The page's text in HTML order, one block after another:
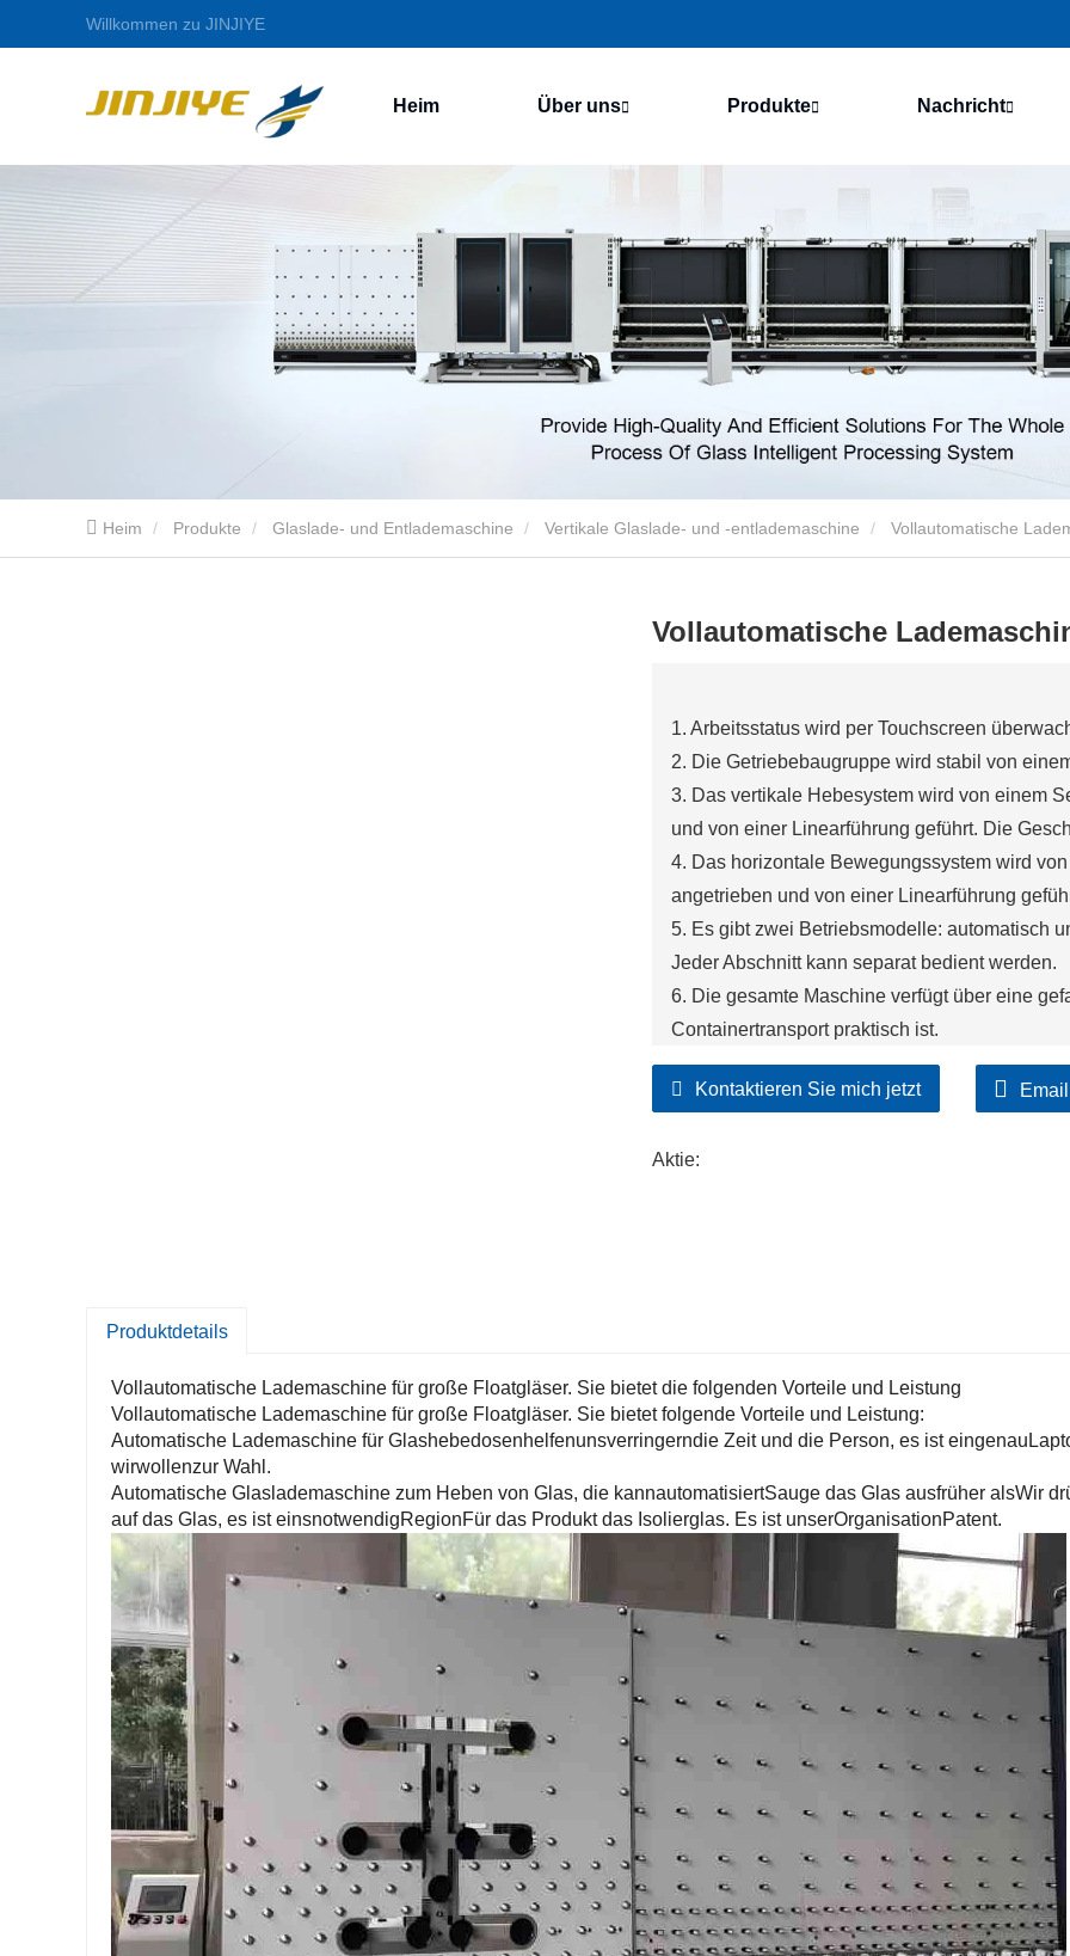
Willkommen zu JINJIYE
Heim Über uns Produkte Nachricht
Heim Produkte Glaslade- und Entlademaschine Vertikale Glaslade- und -entlademaschine Vollautomatische
Vollautomatische
1. Arbeitsstatus wird per Touchscreen
2. Die Getriebebaugruppe wird stabil von
3. Das vertikale Hebesystem wird von einem
und von einer Linearführung geführt. Die
4. Das horizontale Bewegungssystem wird
angetrieben und von einer Linearführung
5. Es gibt zwei Betriebsmodelle: automatisch
Jeder Abschnitt kann separat bedient werden.
6. Die gesamte Maschine verfügt über eine
Containertransport praktisch ist.
7. Das Vakuumabsorptionssystem umfasst
beim Ansaugen des Glases hilfreich sind.
8. Elektrisches System: Servomotor
Kontaktieren Sie mich jetzt Email
Aktie:
Produktdetails
Vollautomatische Lademaschine für große Floatgläser. Sie bietet die folgenden Vorteile und Leistung
Vollautomatische Lademaschine für große Floatgläser. Sie bietet folgende Vorteile und Leistung:
Automatische Lademaschine für Glashebedosenhelfenunsverringerndie Zeit und die Person, es ist eingenau
wirwollenzur Wahl.
Automatische Glaslademaschine zum Heben von Glas, die kannautomatisiertSauge das Glas ausfrüher alsWir
auf das Glas, es ist einsnotwendigRegionFür das Produkt das Isolierglas. Es ist unserOrganisationPatent.